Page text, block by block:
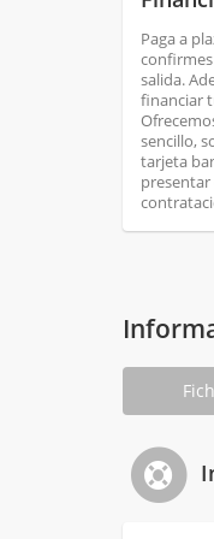
Paga a
salida.
financiar
sencillo,
tarjeta